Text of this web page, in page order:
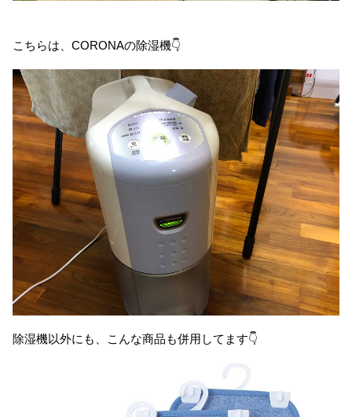
こちらは、CORONAの除湿機👇
除湿機以外にも、こんな商品も併用してます👇